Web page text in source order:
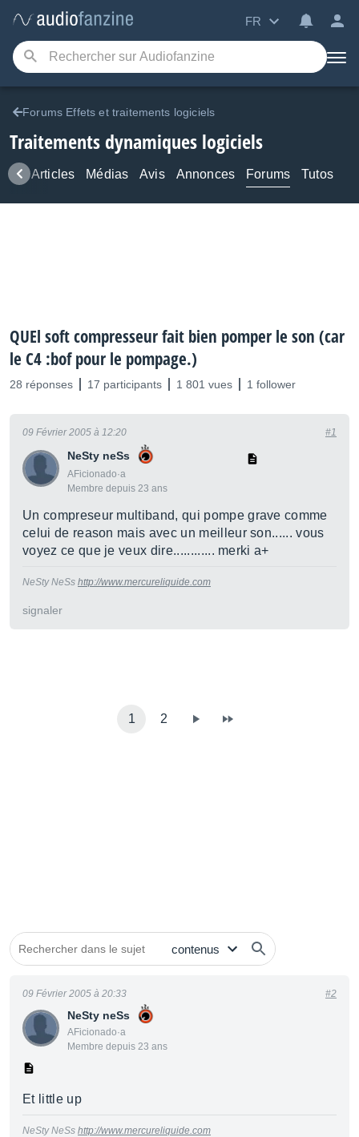
FR
Forums Effets et traitements logiciels
Traitements dynamiques logiciels
Articles Médias Avis Annonces Forums Tutos
QUEl soft compresseur fait bien pomper le son (car
le C4 :bof pour le pompage.)
28 réponses 17 participants 1 801 vues 1 follower
NeSty neSs
AFicionado·a
Membre depuis 23 ans
09 Février 2005 à 12:20 #1
Un compreseur multiband, qui pompe grave comme
celui de reason mais avec un meilleur son...... vous
voyez ce que je veux dire............ merki a+
NeSty NeSs http://www.mercureliquide.com
signaler
1 2
NeSty neSs
AFicionado·a
Membre depuis 23 ans
09 Février 2005 à 20:33 #2
Et little up
NeSty NeSs http://www.mercureliquide.com